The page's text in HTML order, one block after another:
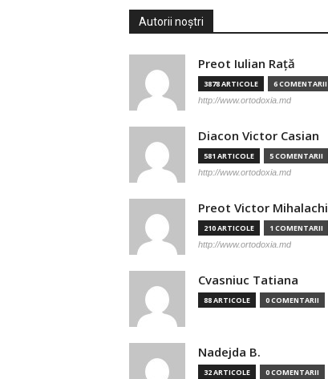
Autorii noștri
Preot Iulian Raţă
3878 ARTICOLE 6 COMENTARII
http://www.ortodoxia.md
Diacon Victor Casian
581 ARTICOLE 5 COMENTARII
http://www.ortodoxia.md
Preot Victor Mihalachi
210 ARTICOLE 1 COMENTARII
http://www.ortodoxia.md
Cvasniuc Tatiana
88 ARTICOLE 0 COMENTARII
Nadejda B.
32 ARTICOLE 0 COMENTARII